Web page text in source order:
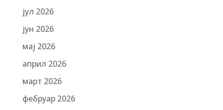
јул 2026
јун 2026
мај 2026
април 2026
март 2026
фебруар 2026